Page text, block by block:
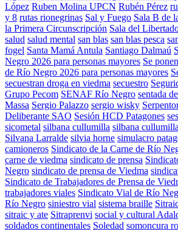
López Ruben Molina UPCN Rubén Pérez
y 8 rutas rionegrinas Sal y Fuego Sala B de
la Primera Circunscripción Sala del
salud salud mental san blas san blas pesca
fogel Santa Mamá Antula Santiago Dalmaú
Negro 2026 para personas mayores Se
de Río Negro 2026 para personas mayores
secuestran droga en viedma secuestro
Grupo Pecom SENAF Río Negro sentada
Massa Sergio Palazzo sergio wisky
Deliberante SAO Sesión HCD Patagones
sicometal silbana cullumilla silbana
Silvana Larralde silvia horne simulacro
camioneros Sindicato de la Carne de Río
carne de viedma sindicato de prensa
Negro sindicato de prensa de Viedma
Sindicato de Trabajadores de Prensa de
trabajadores viales Sindicato Vial de Río
Río Negro siniestro vial sistema braille
sitraic y ate Sitraprenvi social y cultural
soldados continentales Soledad somoncura